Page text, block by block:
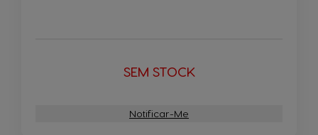
SEM STOCK
Notificar-Me